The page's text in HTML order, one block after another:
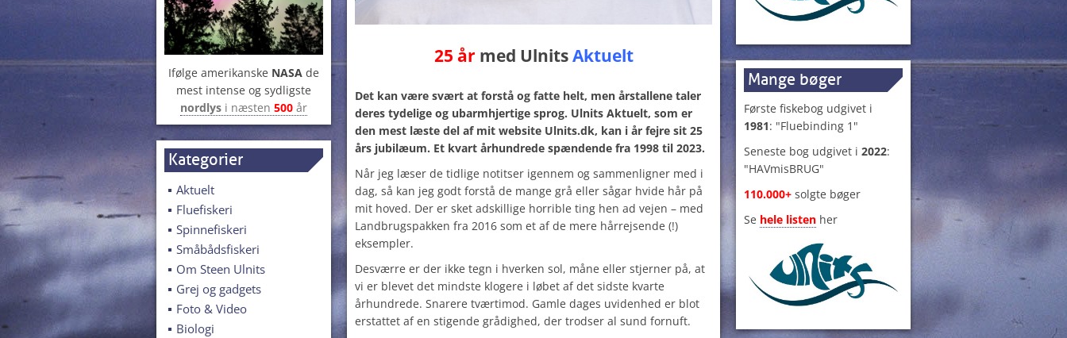
Ifølge amerikanske NASA de
mest intense og sydligste
nordlys i næsten 500 år
Kategorier
Aktuelt
Fluefiskeri
Spinnefiskeri
Småbådsfiskeri
Om Steen Ulnits
Grej og gadgets
Foto & Video
Biologi
25 år med UlnitsAktuelt
Det kan være svært at forstå og fatte helt, men årstallene taler
deres tydelige og ubarmhjertige sprog. Ulnits Aktuelt, som er
den mest læste del af mit website Ulnits.dk, kan i år fejre sit 25
års jubilæum. Et kvart århundrede spændende fra 1998 til 2023.
Når jeg læser de tidlige notitser igennem og sammenligner med i
dag, så kan jeg godt forstå de mange grå eller sågar hvide hår på
mit hoved. Der er sket adskillige horrible ting hen ad vejen – med
Landbrugspakken fra 2016 som et af de mere hårrejsende (!)
eksempler.
Desværre er der ikke tegn i hverken sol, måne eller stjerner på, at
vi er blevet det mindste klogere i løbet af det sidste kvarte
århundrede. Snarere tværtimod. Gamle dages uvidenhed er blot
erstattet af en stigende grådighed, der trodser al sund fornuft.
Mange bøger
Første fiskebog udgivet i
1981: "Fluebinding 1"
Seneste bog udgivet i 2022:
"HAVmisBRUG"
110.000+ solgte bøger
Se hele listen her